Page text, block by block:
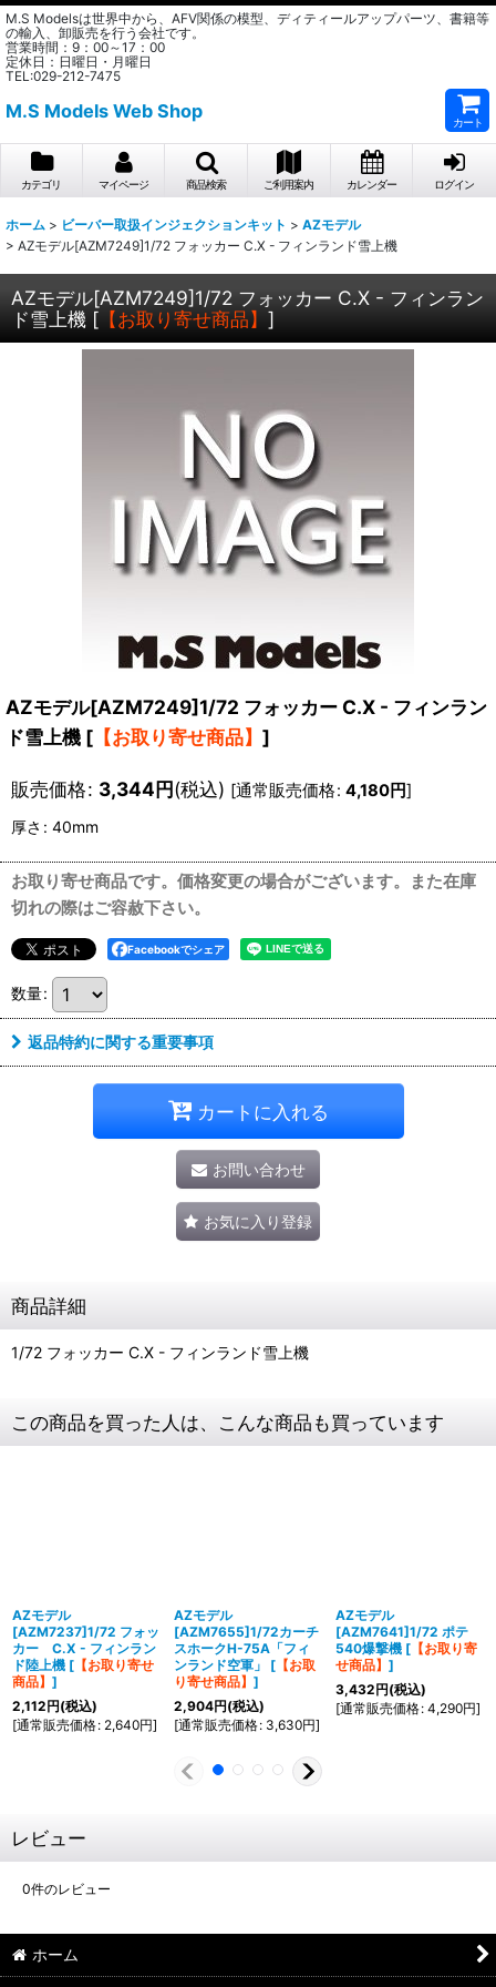
M.S Modelsは世界中から、AFV関係の模型、ディティールアップパーツ、書籍等
の輸入、卸販売を行う会社です。
営業時間：9：00～17：00
定休日：日曜日・月曜日
TEL:029-212-7475
M.S Models Web Shop
カート
カテゴリ マイページ 商品検索 ご利用案内 カレンダー ログイン
ホーム > ビーバー取扱インジェクションキット > AZモデル
> AZモデル[AZM7249]1/72 フォッカー C.X - フィンランド雪上機
AZモデル[AZM7249]1/72 フォッカー C.X - フィンラン
ド雪上機 [ 【お取り寄せ商品】 ]
AZモデル[AZM7249]1/72 フォッカー C.X - フィンラン
ド雪上機 [ 【お取り寄せ商品】 ]
販売価格: 3,344円(税込) [通常販売価格: 4,180円]
厚さ : 40mm
お取り寄せ商品です。価格変更の場合がございます。また在庫
切れの際はご容赦下さい。
Facebookでシェア
数量:
返品特約に関する重要事項
カートに入れる
お問い合わせ
お気に入り登録
商品詳細
1/72 フォッカー C.X - フィンランド雪上機
この商品を買った人は、こんな商品も買っています
AZモデル
[AZM7237]1/72 フォッ
カー C.X - フィンラン
ド陸上機 [ 【お取り寄せ
商品】 ]
2,112円(税込)
[通常販売価格: 2,640円]
AZモデル
[AZM7655]1/72カーチ
スホークH-75A「フィ
ンランド空軍」
[ 【お取
り寄せ商品】 ]
2,904円(税込)
[通常販売価格: 3,630円]
AZモデル
[AZM7641]1/72 ポテ
540爆撃機 [ 【お取り寄
せ商品】 ]
3,432円(税込)
[通常販売価格: 4,290円]
レビュー
0件のレビュー
ホーム